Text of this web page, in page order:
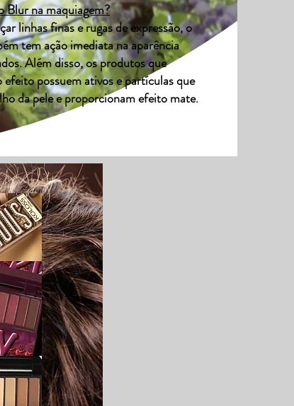
Blur na maquiagem?
linhas finas e rugas de expressão, o
tem ação imediata na aparência
Além disso, os produtos que
possuem ativos e partículas que
da pele e proporcionam efeito mate.